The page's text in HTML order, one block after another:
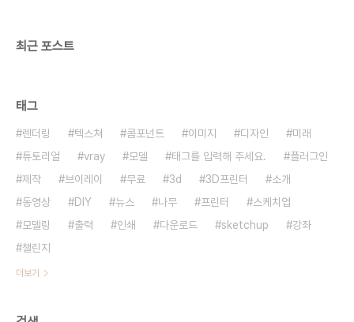
최근 포스트
태그
렌더링 텍스쳐 콤포넌트 이미지 디자인
미래
튜토리얼
vray 모델 태그를 입력해 주세요.
플러그인
제작
브이레이 무료 3d 3D프린터
소개
동영상
DIY 뉴스 나무 프린터
스케치업
모델링
출력 인쇄 다운로드 sketchup
강좌
챌린지
더보기